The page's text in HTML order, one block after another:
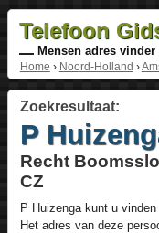
Telefoon
Mensen adres vinder
Home › Noord-Holland ›
Zoekresultaat:
P
Recht
CZ
P Huizengakunt u vinden
Het adres van deze